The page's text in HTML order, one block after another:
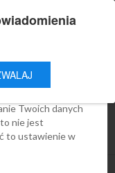
Instalacja
bagażu
O cookies
cookies
te treści, które
Twoich danych
nie jest
to ustawienie w